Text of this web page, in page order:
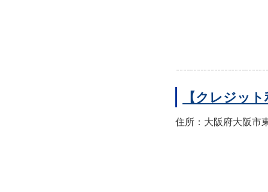
【クレジッ
住所：大阪府大阪市